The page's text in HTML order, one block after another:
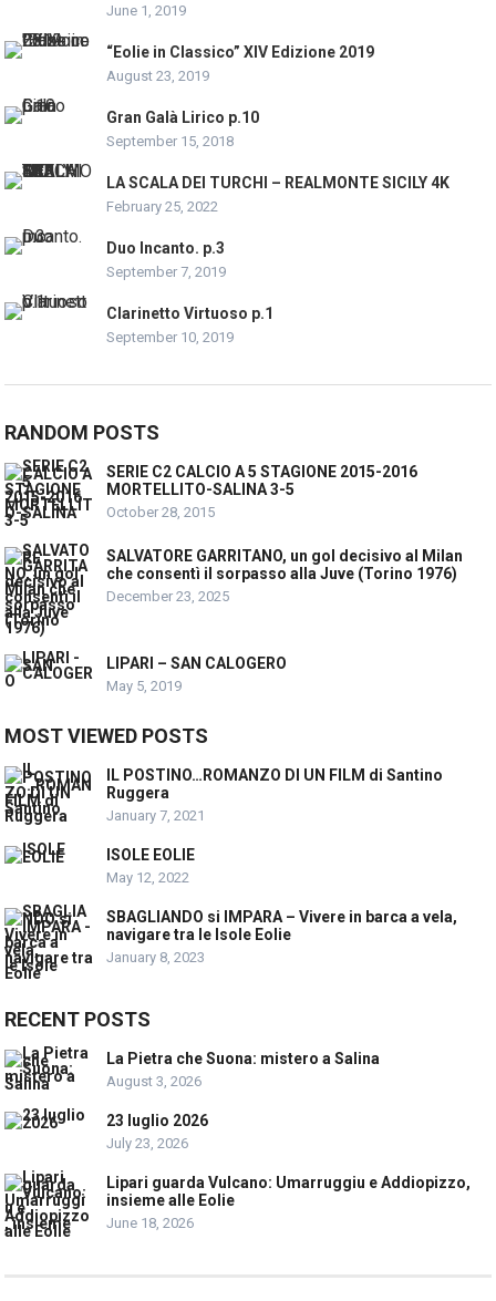
June 1, 2019
“Eolie in Classico” XIV Edizione 2019
August 23, 2019
Gran Galà Lirico p.10
September 15, 2018
LA SCALA DEI TURCHI – REALMONTE SICILY 4K
February 25, 2022
Duo Incanto. p.3
September 7, 2019
Clarinetto Virtuoso p.1
September 10, 2019
RANDOM POSTS
SERIE C2 CALCIO A 5 STAGIONE 2015-2016
MORTELLITO-SALINA 3-5
October 28, 2015
SALVATORE GARRITANO, un gol decisivo al Milan
che consentì il sorpasso alla Juve (Torino 1976)
December 23, 2025
LIPARI – SAN CALOGERO
May 5, 2019
MOST VIEWED POSTS
IL POSTINO…ROMANZO DI UN FILM di Santino
Ruggera
January 7, 2021
ISOLE EOLIE
May 12, 2022
SBAGLIANDO si IMPARA – Vivere in barca a vela,
navigare tra le Isole Eolie
January 8, 2023
RECENT POSTS
La Pietra che Suona: mistero a Salina
August 3, 2026
23 luglio 2026
July 23, 2026
Lipari guarda Vulcano: Umarruggiu e Addiopizzo,
insieme alle Eolie
June 18, 2026